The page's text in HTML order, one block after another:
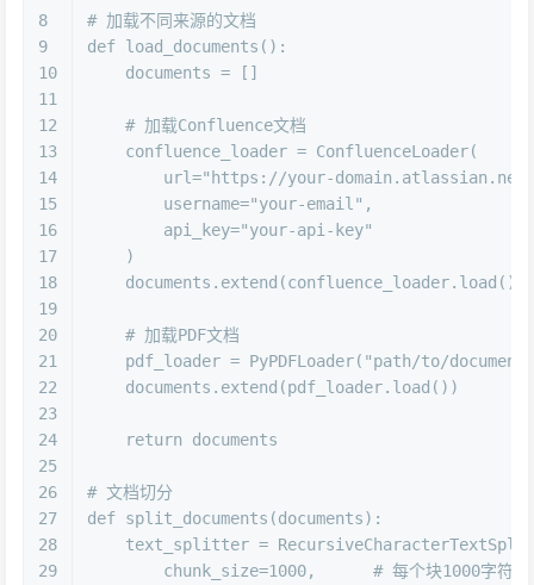
8
9
10
11
12
13
14
15
16
17
18
19
20
21
22
23
24
25
26
27
28
29
# 加载不同来源的文档
def load_documents ():
    documents = []
# 加载Confluence文档
    confluence_loader = ConfluenceLoader(
        url=
"https://your-domain.atlassian.net"
        username=
"your-email" ,
        api_key=
"your-api-key"
    )
    documents.extend(confluence_loader.load())
# 加载PDF文档
    pdf_loader = PyPDFLoader(
"path/to/
    documents.extend(pdf_loader.load())
return documents
# 文档切分
def split_documents (documents):
text_splitter =
        chunk_size=
1000, # 每个块1000字符